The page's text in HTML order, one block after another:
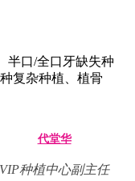
半口/全口牙缺失种
复杂种植、植骨
代堂华
VIP种植中心副主任